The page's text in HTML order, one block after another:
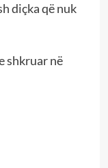
diçka që nuk
shkruar në